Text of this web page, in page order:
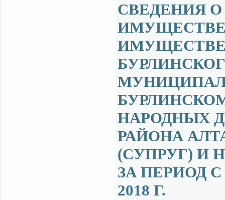
СВЕДЕНИЯ О
ИМУЩЕСТВЕ
НАРОДНЫХ
РАЙОНА
(СУПРУГ) И
ЗА ПЕРИОД С
2018 Г.